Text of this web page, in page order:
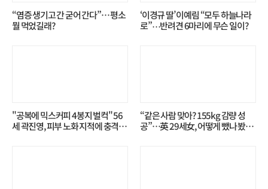
“염증 생기고 간 굳어 간다”… 평소
뭘 먹었길래?
‘이경규 딸’ 이예림 “모두 하늘나라
로”⋯반려견 6마리에 무슨 일이?
"공복에 믹스커피 4봉지 벌컥" 56
세 곽진영, 피부 노화 지적에 충격…
“같은 사람 맞아? 155kg 감량 성
공”…英 29세女, 어떻게 뺐나 봤더